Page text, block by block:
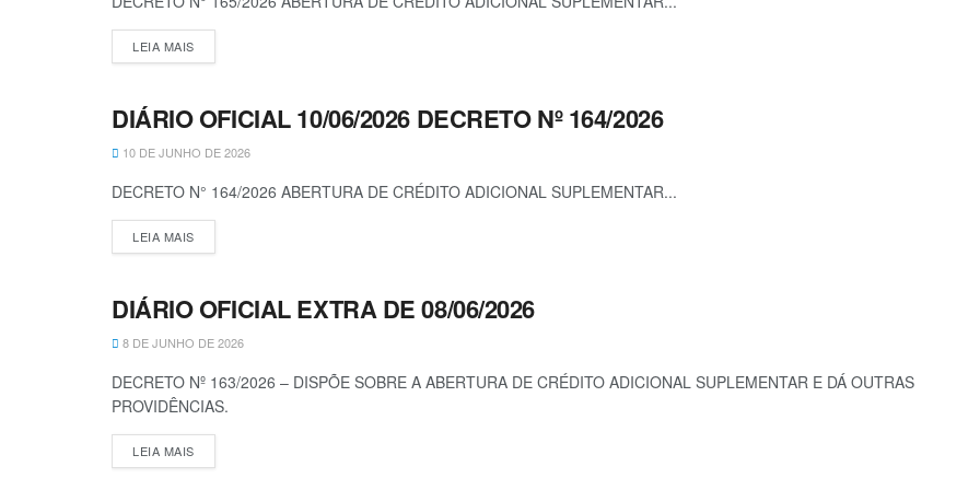
LEIA MAIS
DECRETOS
DIÁRIO OFICIAL 10/06/2026 DECRETO Nº 164/2026
10 DE JUNHO DE 2026
DECRETO N° 164/2026 ABERTURA DE CRÉDITO ADICIONAL SUPLEMENTAR...
LEIA MAIS
DECRETOS
DIÁRIO OFICIAL EXTRA DE 08/06/2026
8 DE JUNHO DE 2026
DECRETO Nº 163/2026 – DISPÕE SOBRE A ABERTURA DE CRÉDITO ADICIONAL SUPLEMENTAR E DÁ OUTRAS
PROVIDÊNCIAS.
LEIA MAIS